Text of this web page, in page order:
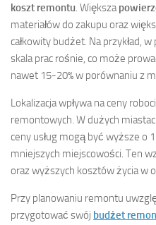
koszt remontu. Większa
materiałów do zakupu oraz
całkowity budżet. Na przykład,
skala prac rośnie, co może
nawet 15-20% w porównaniu z
Lokalizacja wpływa na ceny
remontowych. W dużych
ceny usług mogą być wyższe o
mniejszych miejscowości. Ten
oraz wyższych kosztów życia w
Przy planowaniu remontu
przygotować swój budżet